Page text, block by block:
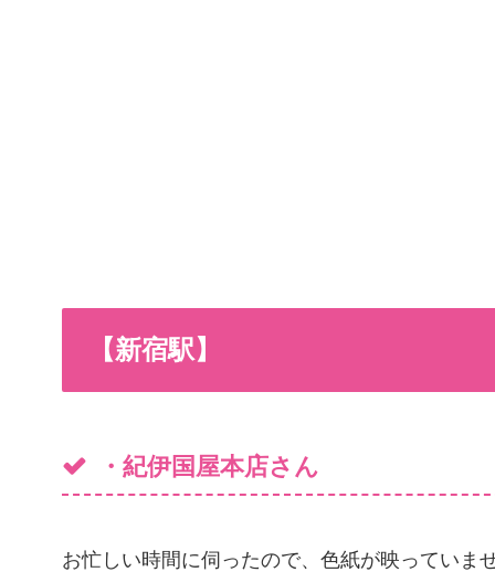
【新宿駅】
・紀伊国屋本店さん
お忙しい時間に伺ったので、色紙が映っていま